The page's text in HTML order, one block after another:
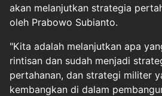
akan melanjutkan strategia
oleh Prabowo Subianto.
"Kita adalah melanjutkan apa
rintisan dan sudah menjadi
pertahanan, dan strategi militer
kembangkan di dalam